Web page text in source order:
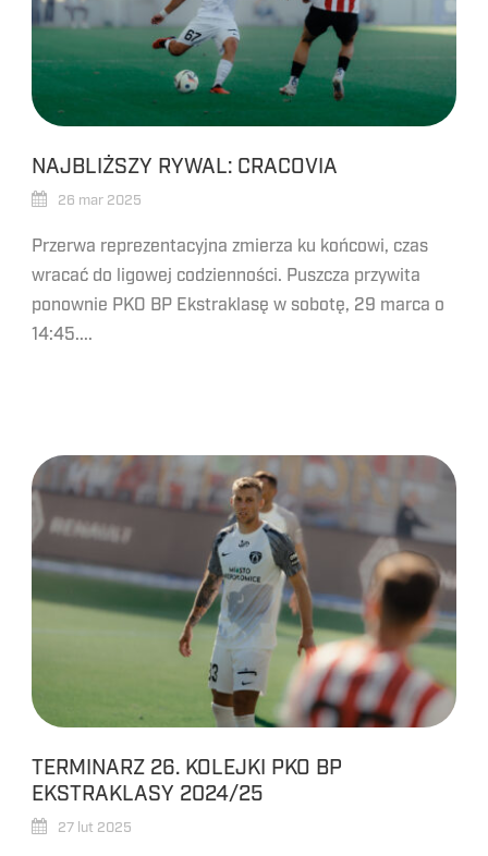
NAJBLIŻSZY RYWAL: CRACOVIA
26 mar 2025
Przerwa reprezentacyjna zmierza ku końcowi, czas
wracać do ligowej codzienności. Puszcza przywita
ponownie PKO BP Ekstraklasę w sobotę, 29 marca o
14:45....
TERMINARZ 26. KOLEJKI PKO BP
EKSTRAKLASY 2024/25
27 lut 2025